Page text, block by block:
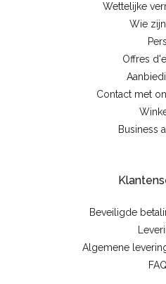
Wettelijke
Wie
Pers
Offres
Contact met
Business
Beveiligde
Algemene
FAQ